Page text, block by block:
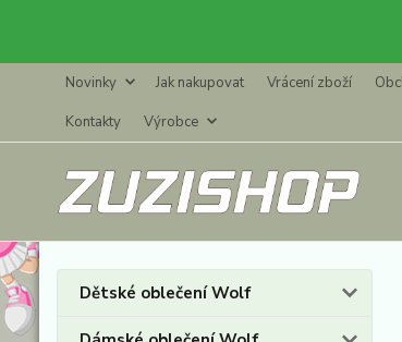
Novinky Jak nakupovat Vrácení zboží
Kontakty
Výrobce
Dětské oblečení Wolf